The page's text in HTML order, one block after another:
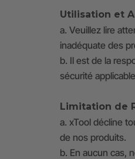
Utilisation et
a. Veuillez lire
inadéquate des
b. Il est de la
sécurité
Limitation de
a. xTool décline
de nos produits.
b. En aucun cas,